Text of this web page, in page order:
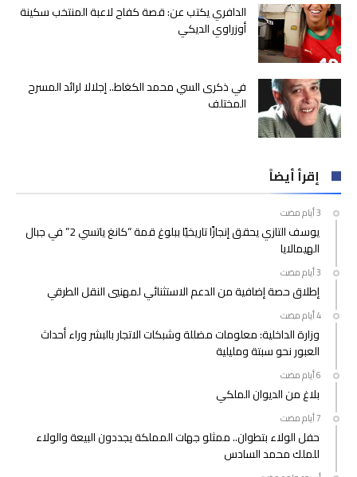
الدافري يكتب عن: قصة كفاح لاعبة المنتخب سكينة
أوزراوي الديكي
في ذكرى السي محمد الكغاط.. إجلالا لرائد المسرح
المختلف
إقرأ أيضاً
يوسف التازي يحقق إنجازًا تاريخيًا ببلوغ قمة “كانغ ياتسي 2” في جبال
الهيمالايا
إطلاق حصة إضافية من الدعم الاستثنائي لمهنيي النقل الطرقي
وزارة الداخلية: معلومات مضللة وشبكات الاتجار بالبشر وراء أحداث
العبور نحو سبتة ومليلية
بلاغ من الديوان الملكي
حفل الولاء بتطوان.. ممثلو جهات المملكة يجددون البيعة والولاء
للملك محمد السادس